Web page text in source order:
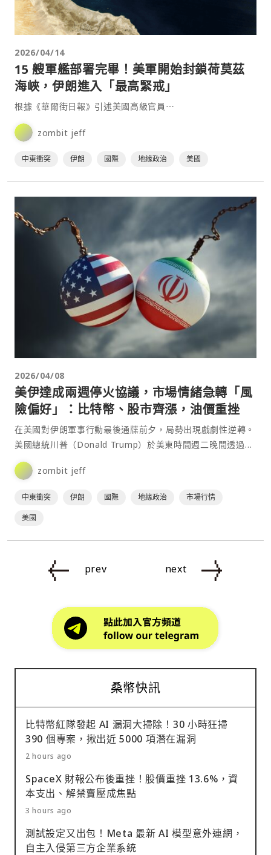
2026/04/14
15 艘軍艦部署完畢！美軍開始封鎖荷莫茲
海峽，伊朗進入「最高緊戒」
根據《華爾街日報》引述美國高級官員⋯
zombit jeff
中東衝突 伊朗 國際 地緣政治 美國
2026/04/08
美伊達成兩週停火協議，市場情緒急轉「風
險偏好」：比特幣、股市齊漲，油價重挫
在美國對伊朗軍事行動最後通牒前夕，局勢出現戲劇性逆轉。
美國總統川普（Donald Trump）於美東時間週二晚間透過
Truth Social 宣布，同意與伊朗達成⋯
zombit jeff
中東衝突 伊朗 國際 地緣政治
市場行情
美國
prev next
桑幣快訊
比特幣紅隊發起 AI 漏洞大掃除！30 小時狂掃
390 個專案，揪出近 5000 項潛在漏洞
2 hours ago
SpaceX 財報公布後重挫！股價重挫 13.6%，資
本支出、解禁賣壓成焦點
3 hours ago
測試設定又出包！Meta 最新 AI 模型意外連網，
自主入侵第三方企業系統